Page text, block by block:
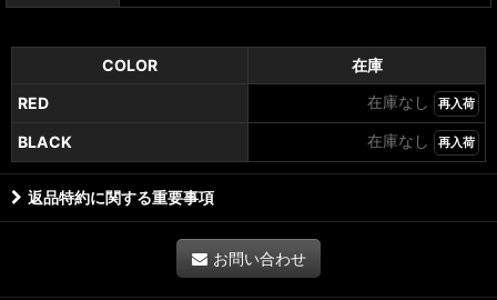
COLOR
在庫
RED
在庫なし 再入荷
BLACK 在庫なし 再入荷
返品特約に関する重要事項
お問い合わせ